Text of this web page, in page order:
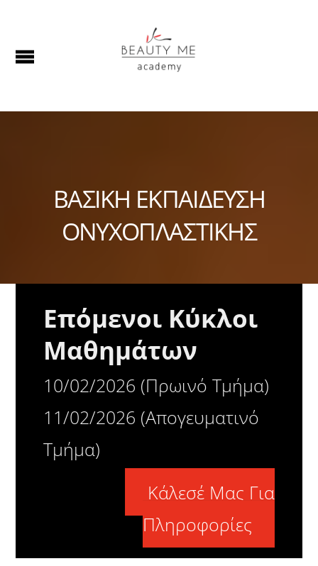
ΒΑΣΙΚΗ ΕΚΠΑΙΔΕΥΣΗ
ΟΝΥΧΟΠΛΑΣΤΙΚΗΣ
Επόμενοι Κύκλοι
Μαθημάτων
10/02/2026 (Πρωινό Τμήμα)
11/02/2026 (Απογευματινό
Τμήμα)
Κάλεσέ Μας Για
Πληροφορίες